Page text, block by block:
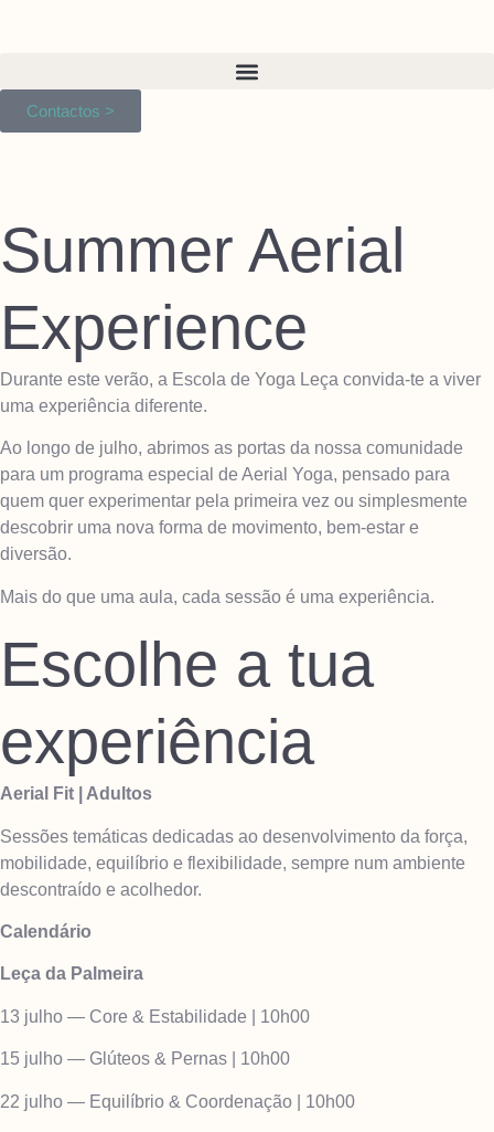
Contactos >
Summer Aerial
Experience
Durante este verão, a Escola de Yoga Leça convida-te a viver
uma experiência diferente.
Ao longo de julho, abrimos as portas da nossa comunidade
para um programa especial de Aerial Yoga, pensado para
quem quer experimentar pela primeira vez ou simplesmente
descobrir uma nova forma de movimento, bem-estar e
diversão.
Mais do que uma aula, cada sessão é uma experiência.
Escolhe a tua
experiência
Aerial Fit | Adultos
Sessões temáticas dedicadas ao desenvolvimento da força,
mobilidade, equilíbrio e flexibilidade, sempre num ambiente
descontraído e acolhedor.
Calendário
Leça da Palmeira
13 julho — Core & Estabilidade | 10h00
15 julho — Glúteos & Pernas | 10h00
22 julho — Equilíbrio & Coordenação | 10h00